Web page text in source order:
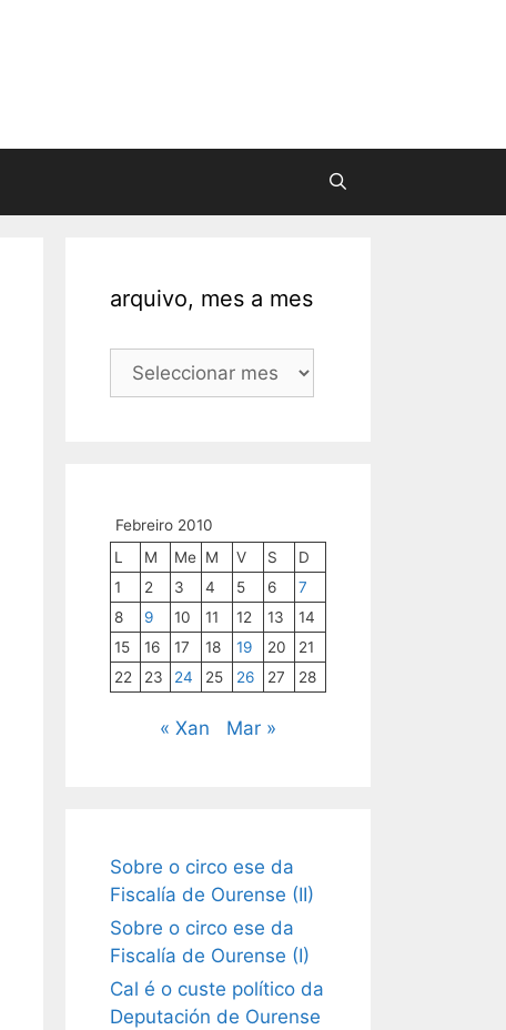
arquivo, mes a mes
arquivo,
Febreiro 2010
L
M Me M V S
D
1
2 3 4 5 6
7
8
9 10 11 12 13
14
15
16 17 18 19 20
21
22
23 24 25 26 27 28
« Xan Mar »
Sobre o circo ese da
Fiscalía de Ourense (II)
Sobre o circo ese da
Fiscalía de Ourense (I)
Cal é o custe político da
Deputación de Ourense